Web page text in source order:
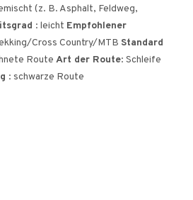
(z. B. Asphalt, Feldweg,
: leicht Empfohlener
Cross Country/MTB Standard
Route Art der Route: Schleife
: schwarze Route